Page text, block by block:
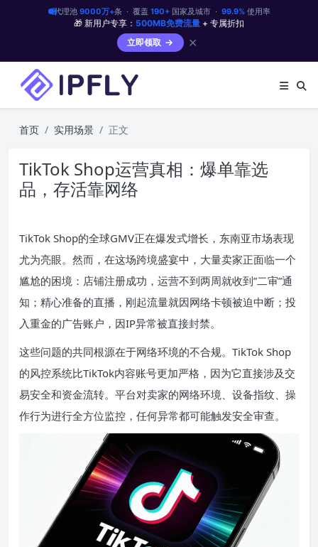
代理池 9000万+条 · 覆盖 190+国家及城市 · 99.9%使用率
🎁 新用户专享： 500MB免费流量 + 专属折扣
立即领取
✕
首页 实用场景 正文
TikTok Shop运营真相：爆单靠选
品，存活靠网络
TikTok Shop的全球GMV正在爆发式增长，东南亚市场表现
尤为亮眼。然而，在这场跨境盛宴中，大量卖家正面临一个
尴尬的困境：店铺注册成功，运营不到两周就收到”二审”通
知；精心准备的直播，刚起流量就因网络卡顿被迫中断；投
入重金的广告账户，因IP异常被直接封禁。
这些问题的共同根源在于网络环境的不合规。TikTok Shop
的风控系统比TikTok内容账号更加严格，因为它直接涉及交
易安全和资金流转。平台对卖家的网络环境、设备指纹、操
作行为进行全方位监控，任何异常都可能触发安全审查。